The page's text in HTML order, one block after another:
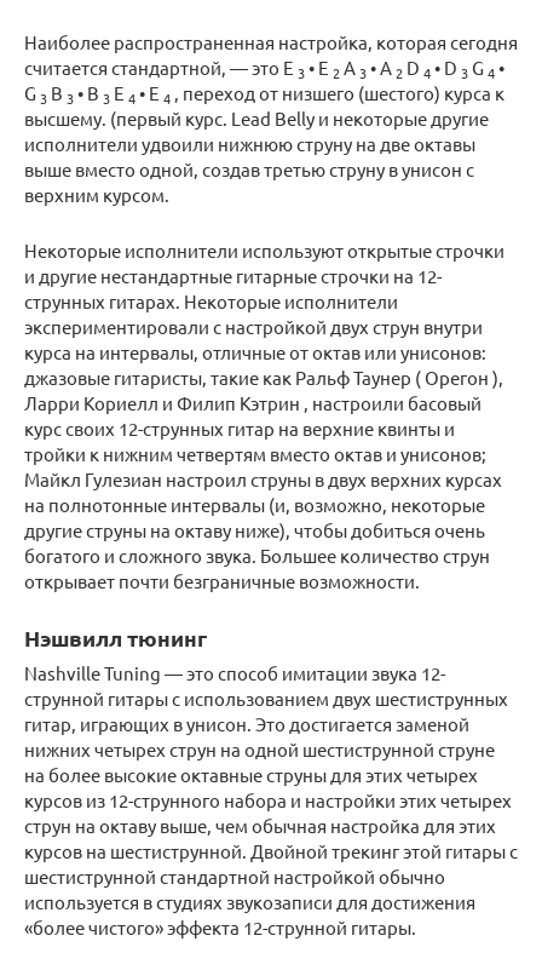
Наиболее распространенная настройка, которая сегодня
считается стандартной, — это E 3• E 2 A 3• A2 D 4• D 3 G 4•
G 3 B 3• B 3 E 4• E 4 , переход от низшего (шестого) курса к
высшему. (первый курс. Lead Belly и некоторые другие
исполнители удвоили нижнюю струну на две октавы
выше вместо одной, создав третью струну в унисон с
верхним курсом.
Некоторые исполнители используют открытые строчки
и другие нестандартные гитарные строчки на 12-
струнных гитарах. Некоторые исполнители
экспериментировали с настройкой двух струн внутри
курса на интервалы, отличные от октав или унисонов:
джазовые гитаристы, такие как Ральф Таунер ( Орегон ),
Ларри Кориелл и Филип Кэтрин , настроили басовый
курс своих 12-струнных гитар на верхние квинты и
тройки к нижним четвертям вместо октав и унисонов;
Майкл Гулезиан настроил струны в двух верхних курсах
на полнотонные интервалы (и, возможно, некоторые
другие струны на октаву ниже), чтобы добиться очень
богатого и сложного звука. Большее количество струн
открывает почти безграничные возможности.
Нэшвилл тюнинг
Nashville Tuning — это способ имитации звука 12-
струнной гитары с использованием двух шестиструнных
гитар, играющих в унисон. Это достигается заменой
нижних четырех струн на одной шестиструнной струне
на более высокие октавные струны для этих четырех
курсов из 12-струнного набора и настройки этих четырех
струн на октаву выше, чем обычная настройка для этих
курсов на шестиструнной. Двойной трекинг этой гитары с
шестиструнной стандартной настройкой обычно
используется в студиях звукозаписи для достижения
«более чистого» эффекта 12-струнной гитары.